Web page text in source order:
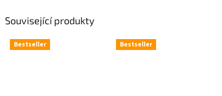
Související produkty
Bestseller Bestseller